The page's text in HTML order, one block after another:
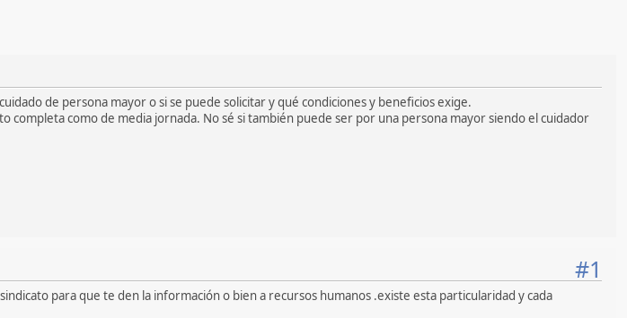
de persona mayor o si se puede solicitar y qué condiciones y beneficios exige.
completa como de media jornada. No sé si también puede ser por una persona mayor siendo el cuidador
#1
para que te den la información o bien a recursos humanos .existe esta particularidad y cada